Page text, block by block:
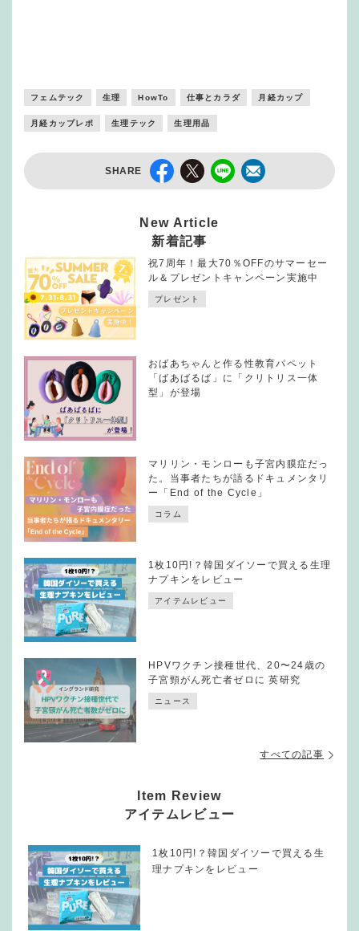
フェムテック 生理 HowTo 仕事とカラダ 月経カップ
月経カップレポ 生理テック 生理用品
SHARE
New Article
新着記事
祝7周年！最大70％OFFのサマーセー
ル＆プレゼントキャンペーン実施中
プレゼント
おばあちゃんと作る性教育パペット
「ばあばるば」に「クリトリス一体
型」が登場
マリリン・モンローも子宮内膜症だっ
た。当事者たちが語るドキュメンタリ
ー「End of the Cycle」
コラム
1枚10円!？韓国ダイソーで買える生理
ナプキンをレビュー
アイテムレビュー
HPVワクチン接種世代、20〜24歳の
子宮頸がん死亡者ゼロに 英研究
ニュース
すべての記事
Item Review
アイテムレビュー
1枚10円!？韓国ダイソーで買える生
理ナプキンをレビュー